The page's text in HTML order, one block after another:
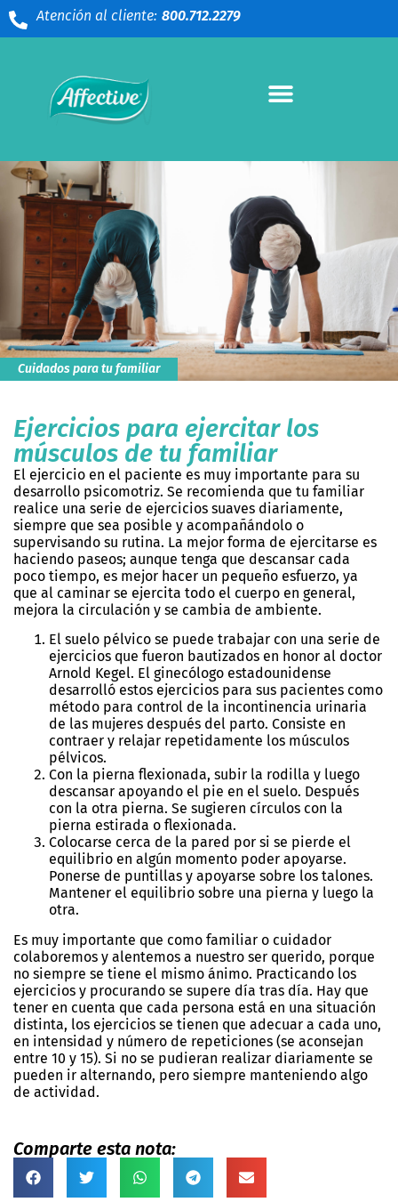
Atención al cliente: 800.712.2279
Cuidados para tu familiar
Ejercicios para ejercitar los
músculos de tu familiar
El ejercicio en el paciente es muy importante para su
desarrollo psicomotriz. Se recomienda que tu familiar
realice una serie de ejercicios suaves diariamente,
siempre que sea posible y acompañándolo o
supervisando su rutina. La mejor forma de ejercitarse es
haciendo paseos; aunque tenga que descansar cada
poco tiempo, es mejor hacer un pequeño esfuerzo, ya
que al caminar se ejercita todo el cuerpo en general,
mejora la circulación y se cambia de ambiente.
El suelo pélvico se puede trabajar con una serie de
ejercicios que fueron bautizados en honor al doctor
Arnold Kegel. El ginecólogo estadounidense
desarrolló estos ejercicios para sus pacientes como
método para control de la incontinencia urinaria
de las mujeres después del parto. Consiste en
contraer y relajar repetidamente los músculos
pélvicos.
Con la pierna flexionada, subir la rodilla y luego
descansar apoyando el pie en el suelo. Después
con la otra pierna. Se sugieren círculos con la
pierna estirada o flexionada.
Colocarse cerca de la pared por si se pierde el
equilibrio en algún momento poder apoyarse.
Ponerse de puntillas y apoyarse sobre los talones.
Mantener el equilibrio sobre una pierna y luego la
otra.
Es muy importante que como familiar o cuidador
colaboremos y alentemos a nuestro ser querido, porque
no siempre se tiene el mismo ánimo. Practicando los
ejercicios y procurando se supere día tras día. Hay que
tener en cuenta que cada persona está en una situación
distinta, los ejercicios se tienen que adecuar a cada uno,
en intensidad y número de repeticiones (se aconsejan
entre 10 y 15). Si no se pudieran realizar diariamente se
pueden ir alternando, pero siempre manteniendo algo
de actividad.
Comparte esta nota: